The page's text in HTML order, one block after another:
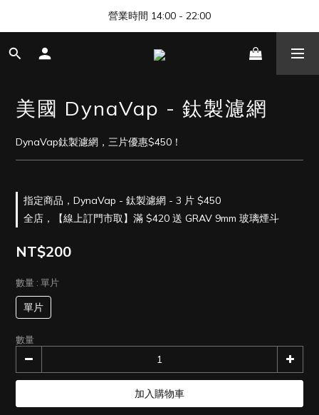
🎊 清邁尼曼店開幕，歡迎來找我們玩 🎊
營業時間 14:00 - 22:00
🎊 清邁尼曼店開幕，歡迎來找我們玩 🎊
美國 DynaVap - 鈦製濾網
DynaVap鈦製濾網，三片優惠$450！
指定商品，DynaVap - 鈦製濾網 - 3 片 $450
全店，【線上訂門市取】滿 $420 送 GRAV 9mm 玻璃煙斗
NT$200
數量 : 單片
單片
數量
加入購物車